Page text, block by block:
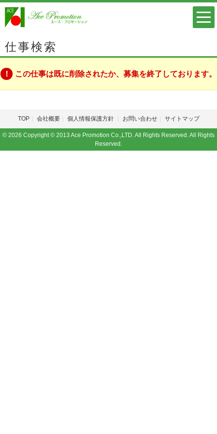
仕事検索
この仕事は既に削除されたか、募集を終了しております。
TOP 会社概要 個人情報保護方針 お問い合わせ サイトマップ
© 2026 Copyright © 2013 Ace Promotion Co.,LTD. All Rights Reserved. All Rights
Reserved.